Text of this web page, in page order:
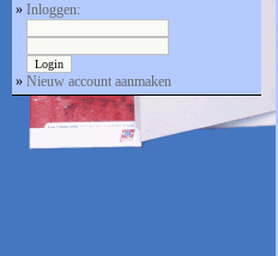
» Inloggen:
» Nieuw account aanmaken